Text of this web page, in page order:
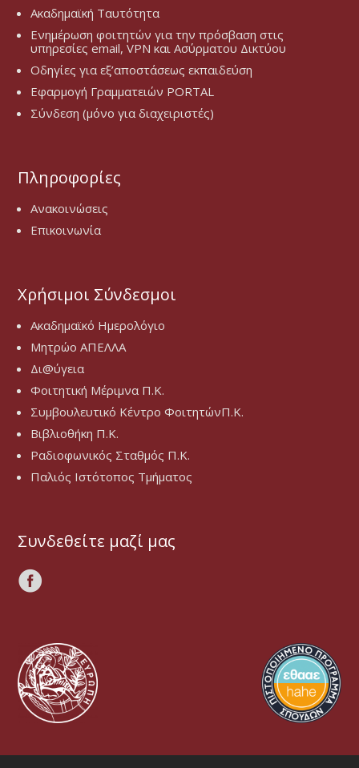
Ακαδημαϊκή Ταυτότητα
Ενημέρωση φοιτητών για την πρόσβαση στις
υπηρεσίες email, VPN και Ασύρματου Δικτύου
Οδηγίες για εξ’αποστάσεως εκπαιδεύση
Εφαρμογή Γραμματειών PORTAL
Σύνδεση (μόνο για διαχειριστές)
Πληροφορίες
Ανακοινώσεις
Επικοινωνία
Χρήσιμοι Σύνδεσμοι
Ακαδημαϊκό Ημερολόγιο
Μητρώο ΑΠΕΛΛΑ
Δι@ύγεια
Φοιτητική Μέριμνα Π.Κ.
Συμβουλευτικό Κέντρο ΦοιτητώνΠ.Κ.
Βιβλιοθήκη Π.Κ.
Ραδιοφωνικός Σταθμός Π.Κ.
Παλιός Ιστότοπος Τμήματος
Συνδεθείτε μαζί μας